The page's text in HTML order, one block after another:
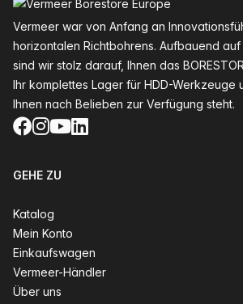
Vermeer war von Anfang an
horizontalen Richtbohrens. Aufbauend
sind wir stolz darauf, Ihnen das
Ihr komplettes Lager für HDD-Werkzeuge
Ihnen nach Belieben zur Verfügung steht.
Facebook
Instagram
YouTube
LinkedIn
GEHE ZU
Katalog
Mein Konto
Einkaufswagen
Vermeer-Händler
Über uns